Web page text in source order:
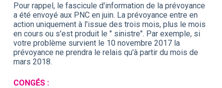
Pour rappel, le fascicule d'information de la prévoyance
a été envoyé aux PNC en juin. La prévoyance entre en
action uniquement à l'issue des trois mois, plus le mois
en cours ou s'est produit le " sinistre". Par exemple, si
votre problème survient le 10 novembre 2017 la
prévoyance ne prendra le relais qu'à partir du mois de
mars 2018.
CONGÉS :